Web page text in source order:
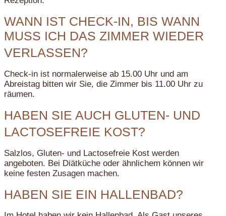
WANN IST CHECK-IN, BIS WANN
MUSS ICH DAS ZIMMER WIEDER
VERLASSEN?
Check-in ist normalerweise ab 15.00 Uhr und am
Abreistag bitten wir Sie, die Zimmer bis 11.00 Uhr zu
räumen.
HABEN SIE AUCH GLUTEN- UND
LACTOSEFREIE KOST?
Salzlos, Gluten- und Lactosefreie Kost werden
angeboten. Bei Diätküche oder ähnlichem können wir
keine festen Zusagen machen.
HABEN SIE EIN HALLENBAD?